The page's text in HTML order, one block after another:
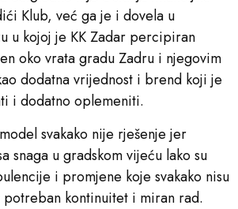
Klub, već ga je i dovela u
u kojoj je KK Zadar percipiran
oko vrata gradu Zadru i njegovim
dodatna vrijednost i brend koji je
i dodatno oplemeniti.
svakako nije rješenje jer
snaga u gradskom vijeću lako su
i promjene koje svakako nisu
kontinuitet i miran rad.